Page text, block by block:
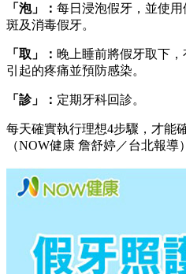
「泡」： 每日浸泡假牙，並使
斑及消毒假牙。
「取」： 晚上睡前將假牙取下
引起的疼痛並預防感染。
「診」： 定期牙科回診。
每天確實執行理想4步驟，才能
（NOW健康 詹舒婷／台北報導）